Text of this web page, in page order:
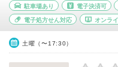
駐車場あり 電子決済可
電子処方せん対応 オンラ
土曜（〜17:30）